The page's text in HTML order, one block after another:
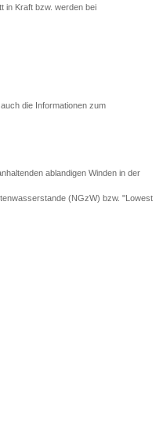
in Kraft bzw. werden bei
auch die Informationen zum
ablandigen Winden in der
(NGzW) bzw. "Lowest